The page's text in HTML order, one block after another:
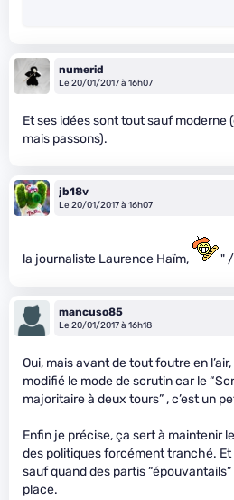
numerid
Le 20/01/2017 à 16h07
Et ses idées sont tout sauf
mais passons).
jb18v
Le 20/01/2017 à 16h07
la journaliste Laurence Haïm, "
mancuso85
Le 20/01/2017 à 16h18
Oui, mais avant de tout foutre en
modifié le mode de scrutin car le
majoritaire à deux tours” , c’est un
Enfin je précise, ça sert à maintenir
des politiques forcément tranché. Et
sauf quand des partis
place.